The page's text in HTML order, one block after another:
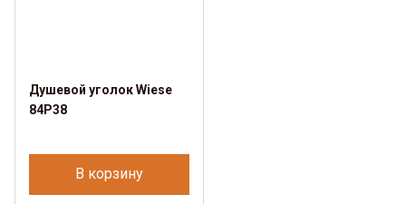
Душевой уголок Wiese
84P38
В корзину